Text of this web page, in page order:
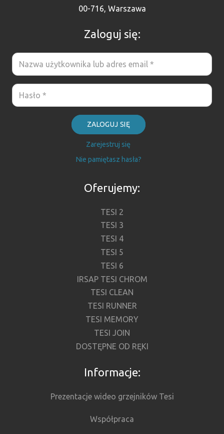
00-716, Warszawa
Zaloguj się:
ZALOGUJ SIĘ
Zarejestruj się
Nie pamiętasz hasła?
Oferujemy:
TESI 2
TESI 3
TESI 4
TESI 5
TESI 6
IRSAP TESI CHROM
TESI CLEAN
TESI RUNNER
TESI MEMORY
TESI JOIN
DOSTĘPNE OD RĘKI
Informacje:
Prezentacje wideo grzejników Tesi
Współpraca